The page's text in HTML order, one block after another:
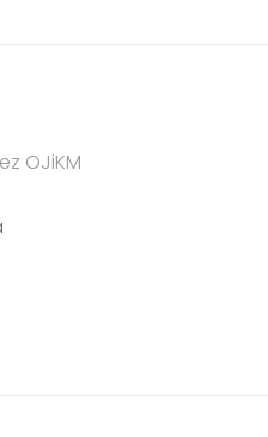
OJiKM